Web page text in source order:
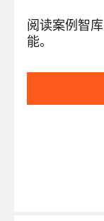
阅读案例智
能。